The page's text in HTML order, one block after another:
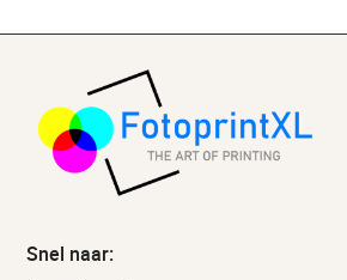
Snel naar: